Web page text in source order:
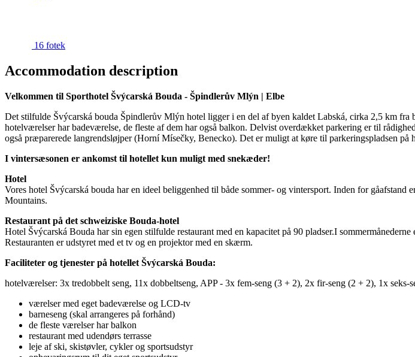
16 fotek
Accommodation description
Velkommen til Sporthotel Švýcarská Bouda - Špindlerův Mlýn | Elbe
Det stilfulde Švýcarská bouda Špindlerův Mlýn hotel ligger i en del af byen kaldet Labská, cirka 2,5 km
hotelværelser har badeværelse, de fleste af dem har også balkon. Delvist overdækket parkering er til
også præparerede langrendsløjper (Horní Mísečky, Benecko). Det er muligt at køre til parkeringspladsen på
I vintersæsonen er ankomst til hotellet kun muligt med snekæder!
Hotel
Vores hotel Švýcarská bouda har en ideel beliggenhed til både sommer- og vintersport. Inden for
Mountains.
Restaurant på det schweiziske Bouda-hotel
Hotel Švýcarská Bouda har sin egen stilfulde restaurant med en kapacitet på 90 pladser.I
Restauranten er udstyret med et tv og en projektor med en skærm.
Faciliteter og tjenester på hotellet Švýcarská Bouda:
hotelværelser: 3x tredobbelt seng, 11x dobbeltseng, APP - 3x fem-seng (3 + 2), 2x fir-seng (2 + 2), 1x
værelser med eget badeværelse og LCD-tv
barneseng (skal arrangeres på forhånd)
de fleste værelser har balkon
restaurant med udendørs terrasse
leje af ski, skistøvler, cykler og sportsudstyr